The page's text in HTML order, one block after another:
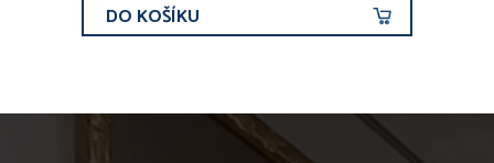
DO KOŠÍKU